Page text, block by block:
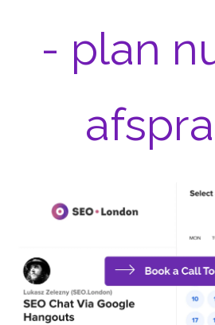
- plan